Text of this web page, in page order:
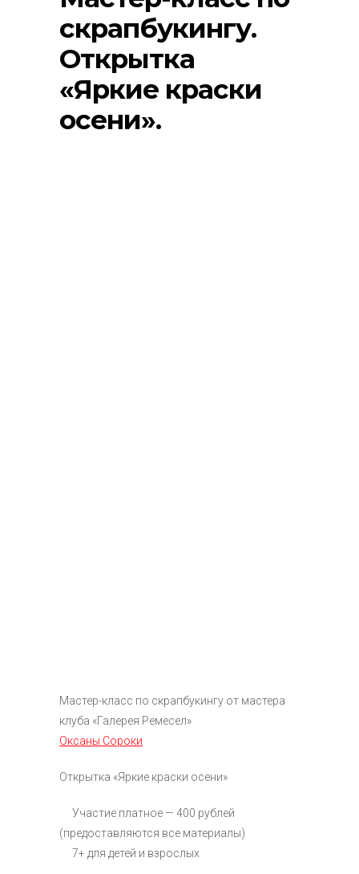
скрапбукингу.
Открытка
«Яркие краски
осени».
Мастер-класс по скрапбукингу от мастера
клуба «Галерея Ремесел»
Оксаны Сороки
Открытка «Яркие краски осени»
Участие платное — 400 рублей
(предоставляются все материалы)
7+ для детей и взрослых